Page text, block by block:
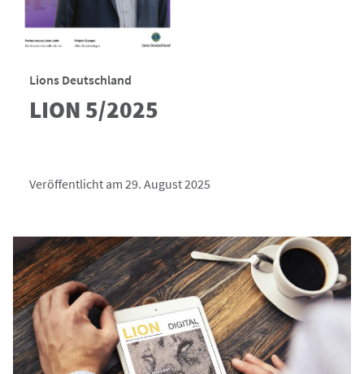
Lions Deutschland
LION 5/2025
Veröffentlicht am 29. August 2025